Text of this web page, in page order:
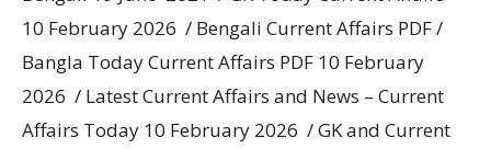
10 February 2026 / Bengali Current Affairs PDF /
Bangla Today Current Affairs PDF 10 February
2026 / Latest Current Affairs and News – Current
Affairs Today 10 February 2026 / GK and Current